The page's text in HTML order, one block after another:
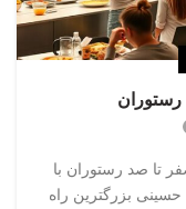
رستوران
تا صد رستوران با
بزرگترین راه